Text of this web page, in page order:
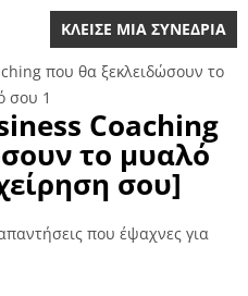
ΚΛΕΙΣΕ ΜΙΑ ΣΥΝΕΔΡΙΑ
Coaching
το μυαλό
σου]
που έψαχνες για